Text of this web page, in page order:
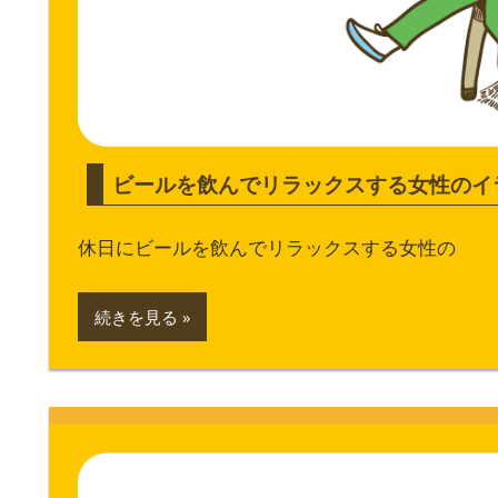
ビールを飲んでリラックスする女性の
休日にビールを飲んでリラックスする女性の
続きを見る